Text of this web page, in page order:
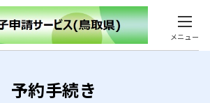
メニュー
予約手続き